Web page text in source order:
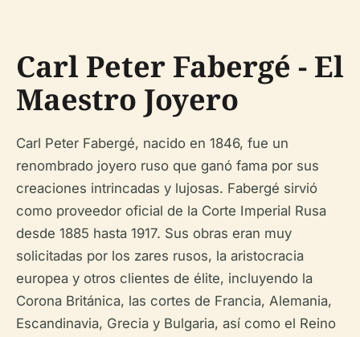
Carl Peter Fabergé - El
Maestro Joyero
Carl Peter Fabergé, nacido en 1846, fue un
renombrado joyero ruso que ganó fama por sus
creaciones intrincadas y lujosas. Fabergé sirvió
como proveedor oficial de la Corte Imperial Rusa
desde 1885 hasta 1917. Sus obras eran muy
solicitadas por los zares rusos, la aristocracia
europea y otros clientes de élite, incluyendo la
Corona Británica, las cortes de Francia, Alemania,
Escandinavia, Grecia y Bulgaria, así como el Reino